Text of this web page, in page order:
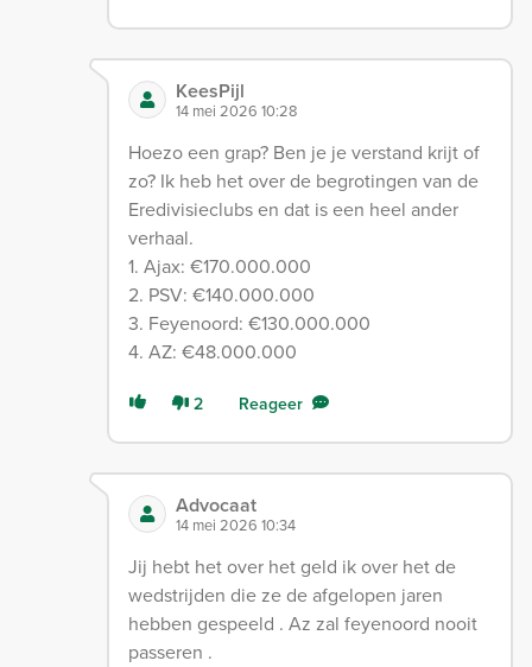
KeesPijl
14 mei 2026 10:28
Hoezo een grap? Ben je je verstand krijt of
zo? Ik heb het over de begrotingen van de
Eredivisieclubs en dat is een heel ander
verhaal.
1. Ajax: €170.000.000
2. PSV: €140.000.000
3. Feyenoord: €130.000.000
4. AZ: €48.000.000
2 Reageer
Advocaat
14 mei 2026 10:34
Jij hebt het over het geld ik over het de
wedstrijden die ze de afgelopen jaren
hebben gespeeld . Az zal feyenoord nooit
passeren .